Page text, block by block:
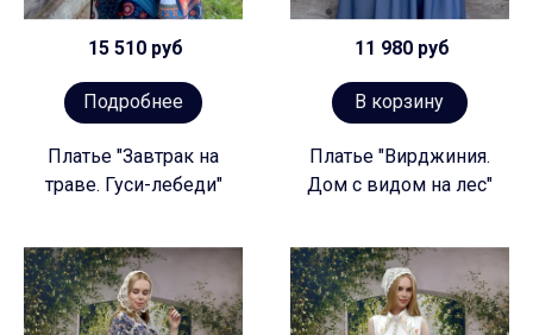
15 510 руб
Подробнее
Платье "Завтрак на
траве. Гуси-лебеди"
11 980 руб
В корзину
Платье "Вирджиния.
Дом с видом на лес"